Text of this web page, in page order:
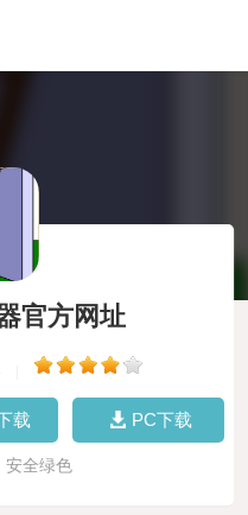
官方网址
载 PC下载
安全绿色